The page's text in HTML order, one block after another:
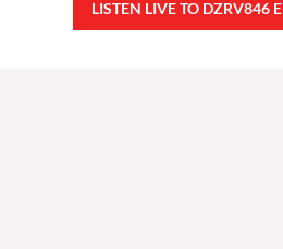
LISTEN LIVE TO DZRV846